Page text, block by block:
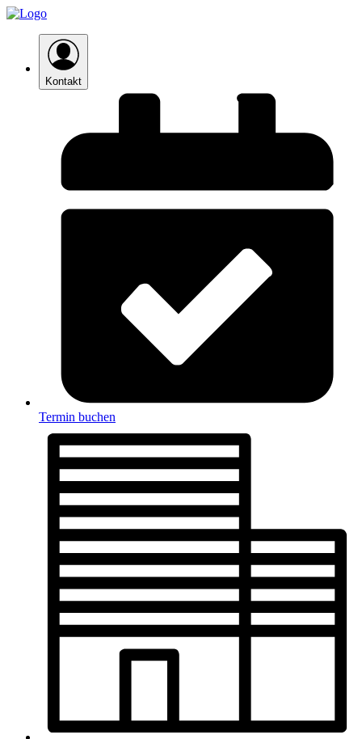
Kontakt
Termin buchen